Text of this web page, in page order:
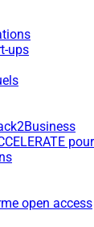
ups
open access